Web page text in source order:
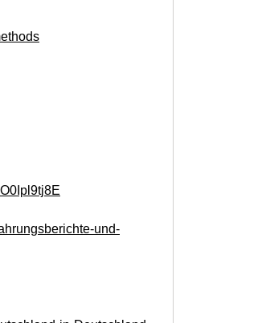
und-